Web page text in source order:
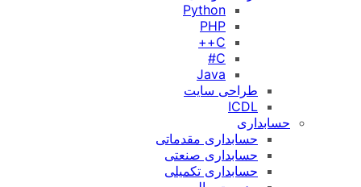
Python
PHP
C++
C#
Java
طراحی سایت
ICDL
حسابداری
حسابداری مقدماتی
حسابداری صنعتی
حسابداری تکمیلی